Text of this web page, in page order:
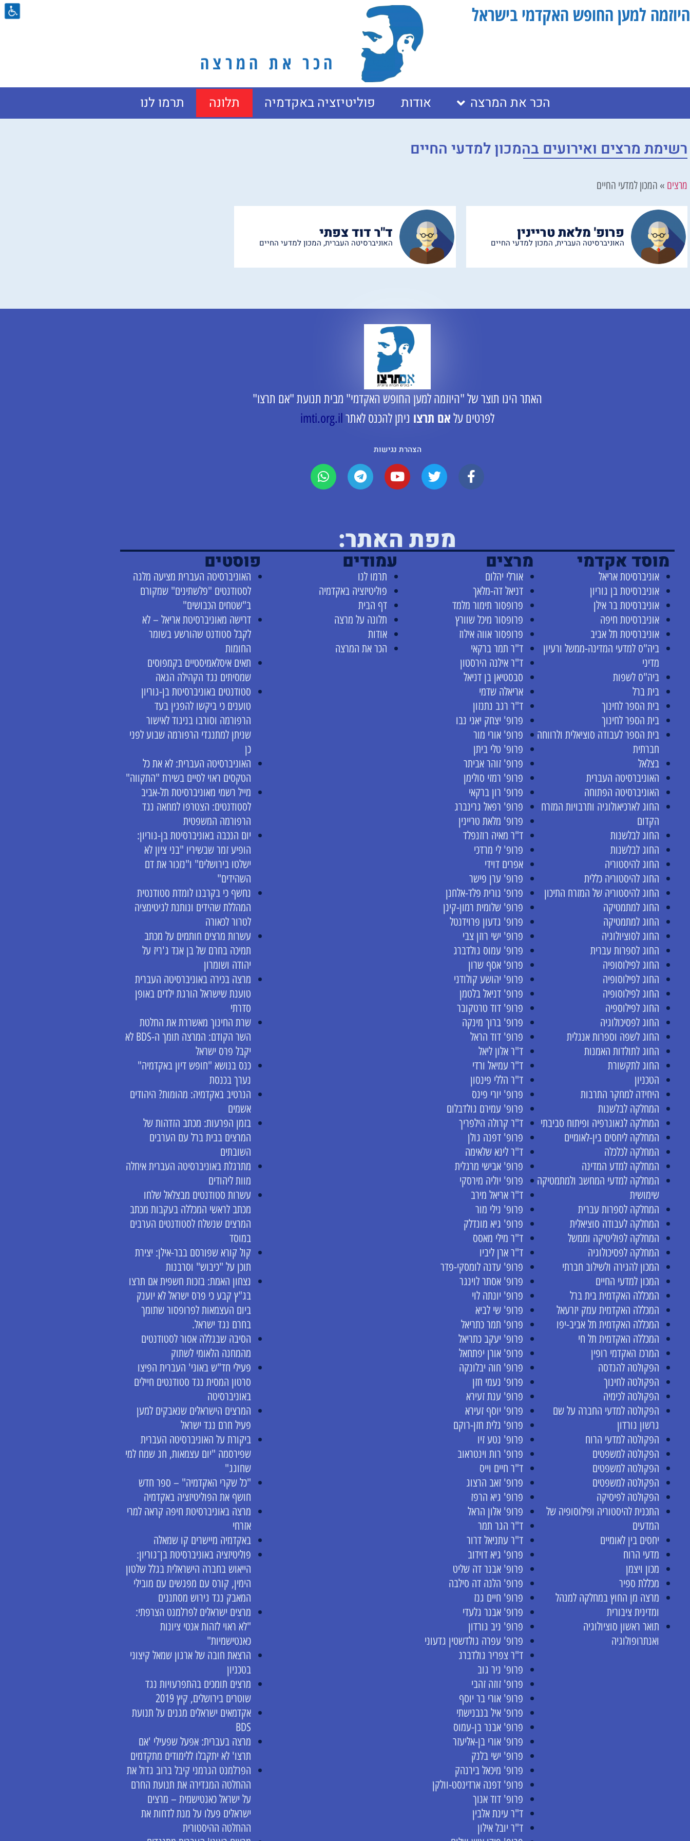
היוזמה למען החופש האקדמי בישראל
הכר את המרצה​
הכר את המרצה אודות פוליטיזציה באקדמיה תלונה תרמו לנו
רשימת מרצים ואירועים בהמכון למדעי החיים
מרצים » המכון למדעי החיים
פרופ' מלאת טריינין
האוניברסיטה העברית, המכון למדעי החיים
ד"ר דוד צפתי
האוניברסיטה העברית, המכון למדעי החיים
האתר הינו תוצר של "היוזמה למען החופש האקדמי" מבית תנועת "אם תרצו"
לפרטים על אם תרצו ניתן להכנס לאתר imti.org.il
הצהרת נגישות
מפת האתר:
מוסד אקדמי
אוניברסיטת אריאל
אוניברסיטת בן גוריון
אוניברסיטת בר אילן
אוניברסיטת חיפה
אוניברסיטת תל אביב
ביה"ס למדעי המדינה-ממשל ורעיון
מדיני
ביה"ס לשפות
בית ברל
בית הספר לחינוך
בית הספר לחינוך
בית הספר לעבודה סוציאלית ולרווחה
חברתית
בצלאל
האוניברסיטה העברית
האוניברסיטה הפתוחה
החוג לארכיאולוגיה ותרבויות המזרח
הקדום
החוג לבלשנות
החוג לבלשנות
החוג להיסטוריה
החוג להיסטוריה כללית
החוג להיסטוריה של המזרח התיכון
החוג למתמטיקה
החוג למתמטיקה
החוג לסוציולוגיה
החוג לספרות עברית
החוג לפילוסופיה
החוג לפילוסופיה
החוג לפילוסופיה
החוג לפילוספיה
החוג לפסיכולוגיה
החוג לשפה וספרות אנגלית
החוג לתולדות האמנות
החוג לתקשורת
הטכניון
היחידה למחקר התרבות
המחלקה לבלשנות
המחלקה לגאוגרפיה ופיתוח סביבתי
המחלקה ליחסים בין-לאומיים
המחלקה לכלכלה
המחלקה למדע המדינה
המחלקה למדעי המחשב ולמתמטיקה
שימושית
המחלקה לספרות עברית
המחלקה לעבודה סוציאלית
המחלקה לפוליטיקה וממשל
המחלקה לפסיכולוגיה
המכון להגירה ולשילוב חברתי
המכון למדעי החיים
המכללה האקדמית בית ברל
המכללה האקדמית עמק יזרעאל
המכללה האקדמית תל אביב-יפו
המכללה האקדמית תל חי
המרכז האקדמי רופין
הפקולטה להנדסה
הפקולטה לחינוך
הפקולטה לכימיה
הפקולטה למדעי החברה על שם
גרשון גורדון
הפקולטה למדעי הרוח
הפקולטה למשפטים
הפקולטה למשפטים
הפקולטה למשפטים
הפקולטה לפיסיקה
התכנית להיסטוריה ופילוסופיה של
המדעים
יחסים בין לאומיים
מדעי הרוח
מכון ויצמן
מכללת ספיר
מרצה מן החוץ במחלקה למנהל
ומדינית ציבורית
תואר ראשון סוציולוגיה
ואנתרופולוגיה
מרצים
אורלי יהלום
דניאל דה-מלאך
פרופסור תימור מלמד
פרופסור מיכל שוורץ
פרופסור אווה אילוז
ד"ר תמר ברקאי
ד"ר אילנה הירסטון
סבסטיאן בן דניאל
אריאלה שדמי
ד"ר רגב נתנזון
פרופ' יצחק יאני נבו
פרופ' אורי מור
פרופ' טלי ביתן
פרופ' זוהר אביתר
פרופ' רמזי סולימן
פרופ' רון ברקאי
פרופ' רפאל גרינברג
פרופ' מלאת טריינין
ד"ר מאיה רוזנפלד
פרופ' לי מרדכי
אפרים דוידי
פרופ' ערן פישר
פרופ' נורית פלד-אלחנן
פרופ' שלומית רמון-קינן
פרופ' גדעון פרוידנטל
פרופ' ישי רוזן צבי
פרופ' עמוס גולדברג
פרופ' אסף שרון
פרופ' יהושע קולודני
פרופ' דניאל בלטמן
פרופ' דוד טרטקובר
פרופ' ברוך מינקה
פרופ' דוד הראל
ד"ר אלון ליאל
ד"ר עמיאל ורדי
ד"ר הללי פינסון
פרופ' יורי פינס
פרופ' עמירם גולדבלום
ד"ר קרולה הילפריך
פרופ' דפנה גולן
ד"ר לינא שלאימה
פרופ' אבישי מרגלית
פרופ' יוליה מירסקי
ד"ר אריאל מירב
פרופ' נילי מור
פרופ' גיא מונדלק
ד"ר מילי מאסס
ד"ר ארן ליביו
פרופ' עדנה לומסקי-פדר
פרופ' אסתר לוינגר
פרופ' יונתה לוי
פרופ' שי לביא
פרופ' תמר כתריאל
פרופ' יעקב כתריאל
פרופ' אורן יפתחאל
פרופ' חוה יבלונקה
פרופ' נעמי חזן
פרופ' ענת זעירא
פרופ' יוסף זעירא
פרופ' גלית חזן-רוקם
פרופ' נטע זיו
פרופ' רות וינטראוב
ד"ר חיים וייס
פרופ' זאב הרצוג
פרופ' גיא הרפז
פרופ' אלון הראל
ד"ר הגר תמר
ד"ר עתניאל דרור
פרופ' גיא דוידוב
פרופ' אבנר דה שליט
פרופ' הלנה דה סילבה
פרופ' חיים גנז
פרופ' אבנר גלעדי
פרופ' ניב גורדון
פרופ' עפרה גולדשטין גדעוני
ד"ר צפריר גולדברג
פרופ' ניר גוב
פרופ' זוזה זהבי
פרופ' אורי בר יוסף
פרופ' איל בנבנישתי
פרופ' אבנר בן-עמוס
פרופ' אורי בן-אליעזר
פרופ' ישי בלנק
פרופ' מיכאל בירנהק
פרופ' דפנה ארדינסט-וולקן
פרופ' דוד אנוך
ד"ר עינת אלבין
ד"ר יובל אילון
עמודים
תרמו לנו
פוליטיזציה באקדמיה
דף הבית
תלונה על מרצה
אודות
הכר את המרצה
פוסטים
האוניברסיטה העברית מציעה מלגה
לסטודנטים "פלשתינים" שמקורם
ב"שטחים הכבושים"
דרישה מאוניברסיטת אריאל – לא
לקבל סטודנט שהורשע בשומר
החומות
תאים איסלאמיסטיים בקמפוסים
שמסיתים נגד הקהילה הגאה
סטודנטים באוניברסיטת בן-גוריון
טוענים כי ביקשו להפגין בעד
הרפורמה וסורבו בניגוד לאישור
שניתן למתנגדי הרפורמה שבוע לפני
כן
האוניברסיטה העברית: לא את כל
הטקסים ראוי לסיים בשירת "התקווה"
מייל רשמי מאוניברסיטת תל-אביב
לסטודנטים: הצטרפו למחאה נגד
הרפורמה המשפטית
יום הנכבה באוניברסיטת בן-גוריון:
הופיע זמר שבשיריו "בני ציון לא
ישלטו בירושלים" ו"נזכור את דם
השהידים"
נחשף כי בקרבנו לומדת סטודנטית
המהללת שהידים ונותנת לגיטימציה
לטרור לכאורה
עשרות מרצים חותמים על מכתב
תמיכה בחרם של בן אנד ג'ריז על
יהודה ושומרון
מרצה בכירה באוניברסיטה העברית
טוענת שישראל הורגת ילדים באופן
סדרתי
שרת החינוך מאשררת את החלטת
השר הקודם: המרצה תומך ה-BDS לא
יקבל פרס ישראל
כנס בנושא "חופש דיון באקדמיה"
נערך בכנסת
הנרטיב באקדמיה: מהומות? היהודים
אשמים
בזמן הפרעות: מכתב הזדהות של
המרצים בבית ברל עם הערבים
השובתים
מתרגלת באוניברסיטה העברית איחלה
מוות ליהודים
עשרות סטודנטים מבצלאל שלחו
מכתב לראשי המכללה בעקבות מכתב
המרצים שנשלח לסטודנטים הערבים
במוסד
קול קורא שפורסם בבר-אילן: יצירת
תוכן על "כיבוש" וסרבנות
נצחון האמת: בזכות חשפית אם תרצו
בג"ץ קבע כי פרס ישראל לא יוענק
ביום העצמאות לפרופסור שתומך
בחרם נגד ישראל.
הסיבה שבגללה אסור לסטודנטים
מהמחנה הלאומי לשתוק
פעילי חד"ש באוני' העברית הפיצו
סרטון המסית נגד סטודנטים חיילים
באוניברסיטה
המרצים הישראלים שנאבקים למען
פעיל חרם נגד ישראל
ביקורת על האוניברסיטה העברית
שפירסמה "יום עצמאות, חג שמח למי
שחוגג"
"כל שקרי האקדמיה" – ספר חדש
חושף את הפוליטיזציה באקדמיה
מרצה באוניברסיטת חיפה קראה למרי
אזרחי
באקדמיה מיישרים קו שמאלה
פוליטיזציה באוניברסיטת בן־גוריון:
הייאוש בחברה הישראלית בגלל שלטון
הימין, קורס עם מפגשים עם מובילי
המאבק נגד גירוש מסתננים
מרצים ישראלים לפרלמנט הצרפתי:
"לא ראוי לזהות אנטי ציונות
כאנטישמיות"
הרצאת חובה של ארגון שמאל קיצוני
בטכניון
מרצים תומכים בהתפרעויות נגד
שוטרים בירושלים, קיץ 2019
אקדמאים ישראלים מגנים על תנועת
BDS
מרצה בעברית: אפעל שפעילי 'אם
תרצו' לא יתקבלו ללימודים מתקדמים
הפרלמנט הגרמני קיבל ברוב גדול את
ההחלטה המגדירה את תנועת החרם
על ישראל כאנטישמית – מרצים
ישראלים פעלו על מנת לדחות את
ההחלטה ההיסטורית